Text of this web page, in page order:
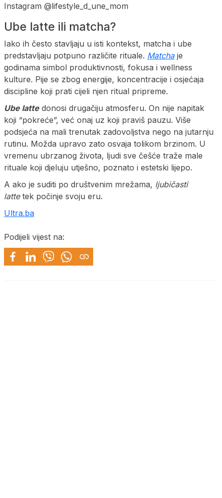
Instagram @lifestyle_d_une_mom
Ube latte ili matcha?
Iako ih često stavljaju u isti kontekst, matcha i ube
predstavljaju potpuno različite rituale. Matcha je
godinama simbol produktivnosti, fokusa i wellness
kulture. Pije se zbog energije, koncentracije i osjećaja
discipline koji prati cijeli njen ritual pripreme.
Ube lattedonosi drugačiju atmosferu. On nije napitak
koji “pokreće”, već onaj uz koji praviš pauzu. Više
podsjeća na mali trenutak zadovoljstva nego na jutarnju
rutinu. Možda upravo zato osvaja tolikom brzinom. U
vremenu ubrzanog života, ljudi sve češće traže male
rituale koji djeluju utješno, poznato i estetski lijepo.
A ako je suditi po društvenim mrežama, ljubičasti
lattetek počinje svoju eru.
Ultra.ba
Podijeli vijest na: